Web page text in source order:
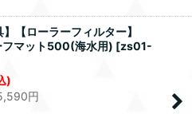
】【ローラーフィルター】
フマット500(海水用) [zs01-
)
円